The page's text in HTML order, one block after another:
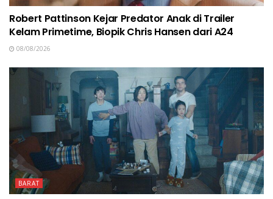
Robert Pattinson Kejar Predator Anak di Trailer
Kelam Primetime, Biopik Chris Hansen dari A24
08/08/2026
BARAT